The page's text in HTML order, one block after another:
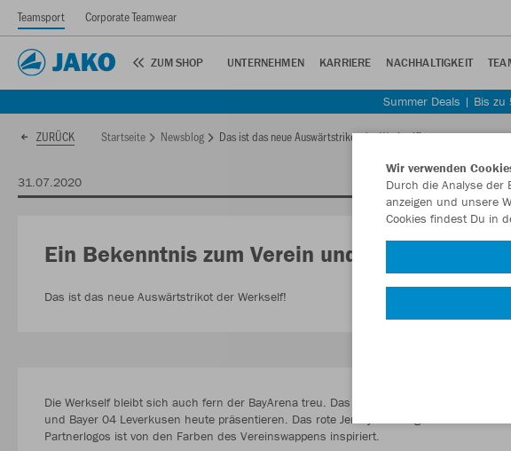
Teamsport Corporate Teamwear
ZUM SHOP UNTERNEHMEN KARRIERE NACHHALTIGKEIT
Summer Deals | Bis zu
ZURÜCK Startseite Newsblog Das ist das neue Auswärtstrikot der Werkself!
31.07.2020
Ein Bekenntnis zum Verein und seinem Wappen
Das ist das neue Auswärtstrikot der Werkself!
Die Werkself bleibt sich auch fern der BayArena treu. Das gilt zumindest mit Blick auf
und Bayer 04 Leverkusen heute präsentieren. Das rote Jersey mit Kragen und
Partnerlogos ist von den Farben des Vereinswappens inspiriert.
Wir verwenden
Durch die Analyse der
anzeigen und unsere
Cookies findest Du in